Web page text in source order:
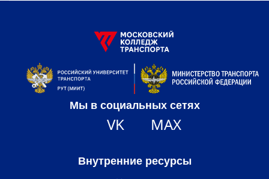
Мы в социальных сетях
VK MAX
Внутренние ресурсы